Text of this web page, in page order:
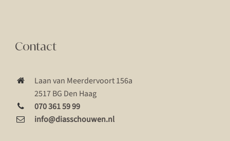
Contact
Laan van Meerdervoort 156a
2517 BG Den Haag
070 361 59 99
info@diasschouwen.nl